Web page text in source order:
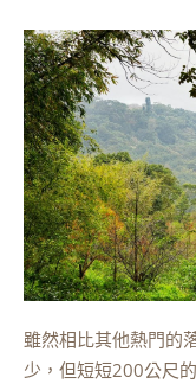
雖然相比其他熱門的
少，但短短200公尺